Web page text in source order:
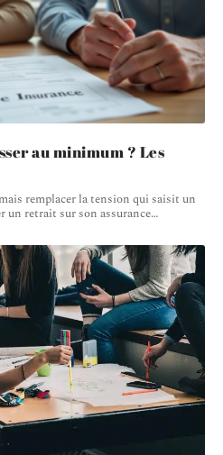
au minimum ? Les
remplacer la tension qui saisit un
un retrait sur son assurance…